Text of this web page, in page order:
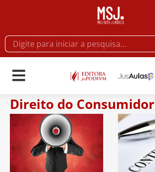
Direito do Consumidor